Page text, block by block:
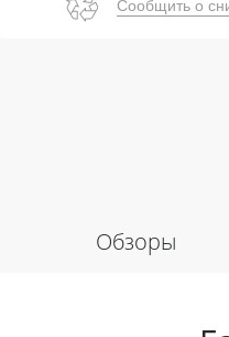
Сообщить о
Обзоры